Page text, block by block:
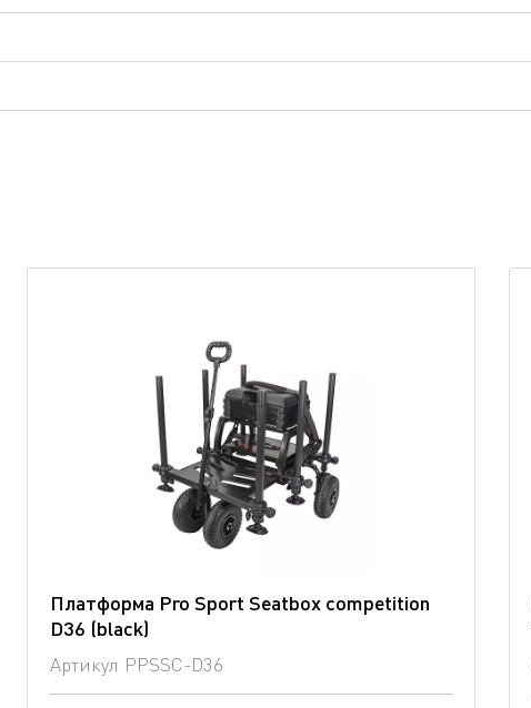
Платформа Pro Sport Seatbox competition
D36 (blaсk)
Артикул PPSSC-D36